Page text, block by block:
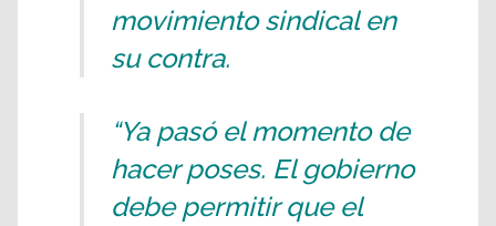
movimiento sindical en
su contra.
“Ya pasó el momento de
hacer poses. El gobierno
debe permitir que el